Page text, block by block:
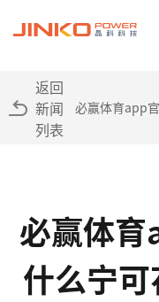
返回
新闻
列表
必赢体育app
必赢体
什么宁